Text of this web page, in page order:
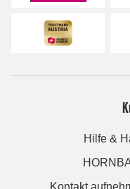
Hilfe &
Kontakt